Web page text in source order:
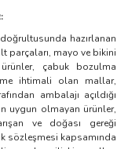
doğrultusunda hazırlanan
parçaları, mayo ve bikini
çabuk bozulma
ihtimali olan mallar,
ambalajı açıldığı
uygun olmayan ürünler,
ve doğası gereği
sözleşmesi kapsamında